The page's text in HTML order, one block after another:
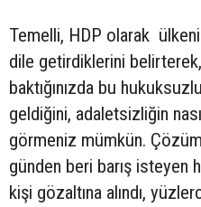
Temelli, HDP olarak
dile getirdiklerini
baktığınızda bu
geldiğini, adaletsizliğin
görmeniz mümkün.
günden beri barış isteyen
kişi gözaltına alındı,